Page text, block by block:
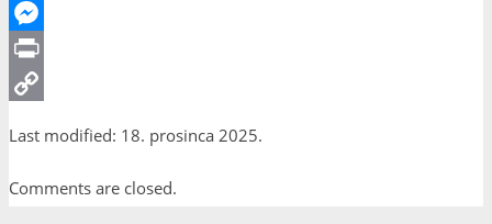
Viber
Messenger
Print
Last modified: 18. prosinca 2025.
Comments are closed.